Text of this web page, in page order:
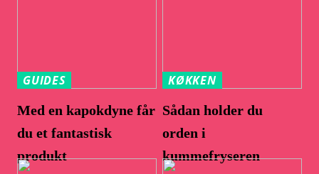
GUIDES
Med en kapokdyne får
du et fantastisk
produkt
KØKKEN
Sådan holder du
orden i
kummefryseren